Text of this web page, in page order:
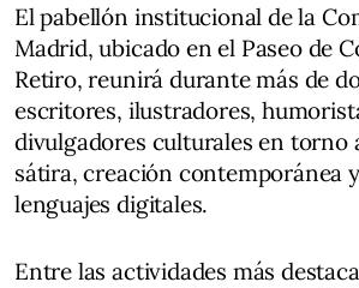
El pabellón institucional de la
Madrid, ubicado en el Paseo de
Retiro, reunirá durante más de
escritores, ilustradores,
divulgadores culturales en torno
sátira, creación contemporánea
lenguajes digitales.
Entre las actividades más